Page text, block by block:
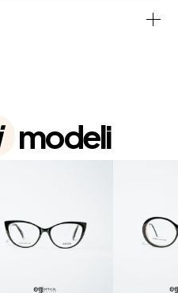
modeli